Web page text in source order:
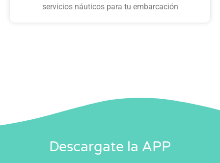
servicios náuticos para tu embarcación
Descargate la APP